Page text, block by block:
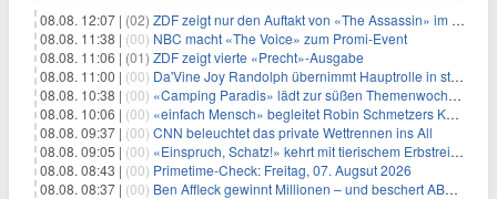
08.08. 12:07 | (02) ZDF zeigt nur den Auftakt von «The Assassin» im Fernsehen
08.08. 11:38 | (00) NBC macht «The Voice» zum Promi-Event
08.08. 11:06 | (01) ZDF zeigt vierte «Precht»-Ausgabe
08.08. 11:00 | (00) Da'Vine Joy Randolph übernimmt Hauptrolle in starbesetzter schwarzer Komödie
08.08. 10:38 | (00) «Camping Paradis» lädt zur süßen Themenwoche ein
08.08. 10:06 | (00) «einfach Mensch» begleitet Robin Schmetzers Kampf gegen eine seltene Krankheit
08.08. 09:37 | (00) CNN beleuchtet das private Wettrennen ins All
08.08. 09:05 | (00) «Einspruch, Schatz!» kehrt mit tierischem Erbstreit zurück
08.08. 08:43 | (00) Primetime-Check: Freitag, 07. Augsut 2026
08.08. 08:37 | (00) Ben Affleck gewinnt Millionen – und beschert ABC Top-Quoten